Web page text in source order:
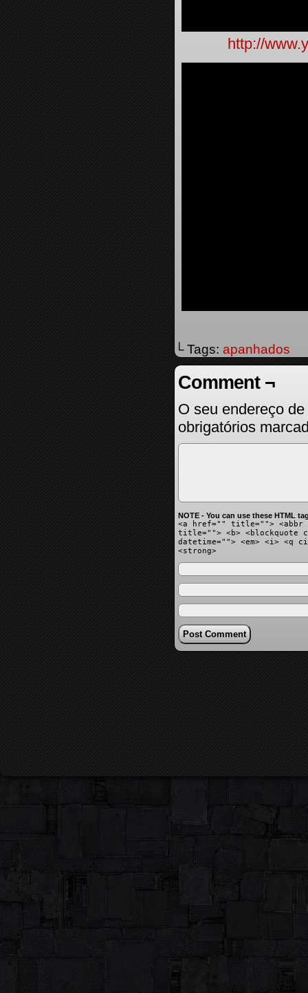
http://
└ Tags: apanhados
Comment ¬
O seu endereço
obrigatórios
NOTE - You can use these HTML
<a href="" title=""> <abbr
title=""> <b> <blockquote
datetime=""> <em> <i> <q
<strong>